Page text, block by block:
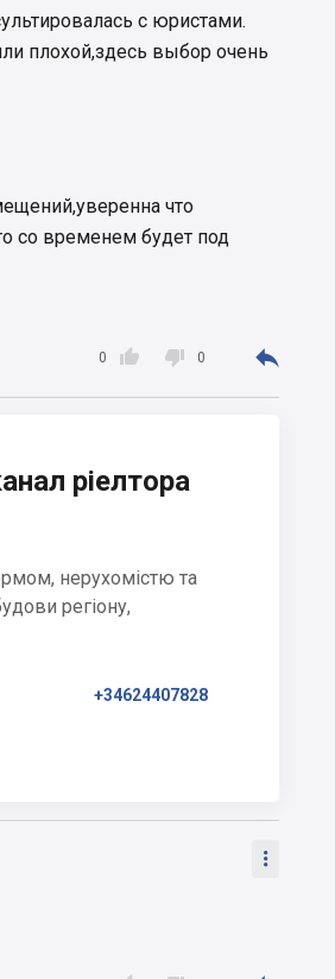
с юристами.
плохой,здесь выбор очень
что
со временем будет под

0  0 

ріелтора
нерухомістю та
регіону,
+34624407828